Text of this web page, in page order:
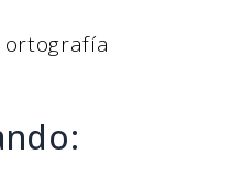
ortografía